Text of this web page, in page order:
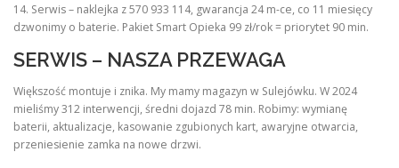
14. Serwis – naklejka z 570 933 114, gwarancja 24 m-ce, co 11 miesięcy
dzwonimy o baterie. Pakiet Smart Opieka 99 zł/rok = priorytet 90 min.
SERWIS – NASZA PRZEWAGA
Większość montuje i znika. My mamy magazyn w Sulejówku. W 2024
mieliśmy 312 interwencji, średni dojazd 78 min. Robimy: wymianę
baterii, aktualizacje, kasowanie zgubionych kart, awaryjne otwarcia,
przeniesienie zamka na nowe drzwi.